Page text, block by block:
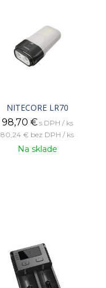
NITECORE LR70
98,70 € s DPH / ks
80,24 € bez DPH / ks
Na sklade